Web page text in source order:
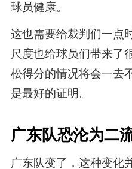
球员健康。
这也需要给裁判们一点
尺度也给球员们带来了
松得分的情况将会一去
是最好的证明。
广东队恐沦为二
广东队变了，这种变化